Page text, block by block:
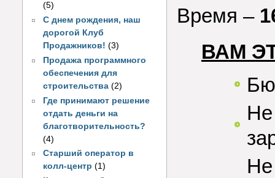
(5)
С днем рождения, наш
дорогой Клуб
Продажников! (3)
Продажа программного
обеспечения для
строительства (2)
Где принимают решение
отдать деньги на
благотворительность?
(4)
Старший оператор в
колл-центр (1)
Время –
ВАМ
Не
Не